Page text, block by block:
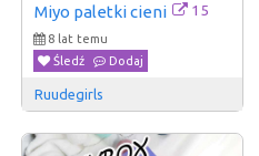
Miyo paletki cieni 15
8 lat temu
Śledź
Dodaj
Ruudegirls